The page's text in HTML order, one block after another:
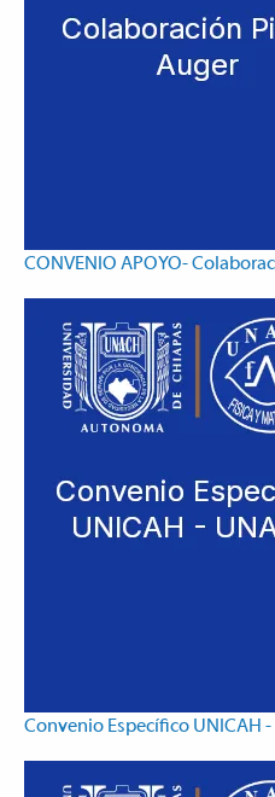
CONVENIO APOYO-
Convenio Específico UNICAH -